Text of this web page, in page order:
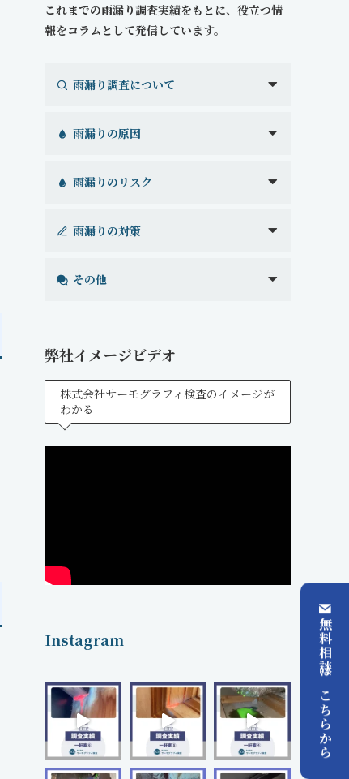
これまでの雨漏り調査実績をもとに、役立つ情
報をコラムとして発信しています。
雨漏り調査について
雨漏りの原因
雨漏りのリスク
雨漏りの対策
その他
弊社イメージビデオ
株式会社サーモグラフィ検査のイメージが
わかる
Instagram 無料相談はこちらから